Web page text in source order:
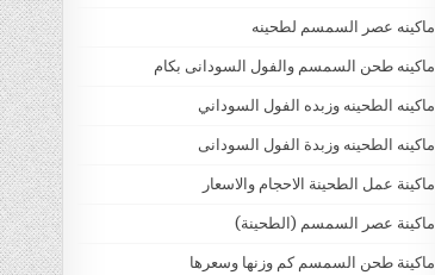
ماكينه عصر السمسم لطحينه
ماكينه طحن السمسم والفول السودانى بكام
ماكينه الطحينه وزبده الفول السوداني
ماكينه الطحينه وزبدة الفول السودانى
ماكينة عمل الطحينة الاحجام والاسعار
ماكينة عصر السمسم (الطحينة)
ماكينة طحن السمسم كم وزنها وسعرها